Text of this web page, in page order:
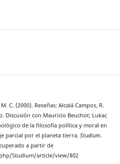
C. (2000). Reseñas: Alcalá Campos, R.
Discusión con Mauricio Beuchot; Lukac
de la filosofía política y moral en
parcial por el planeta tierra. Studium.
a partir de
Studium/article/view/802